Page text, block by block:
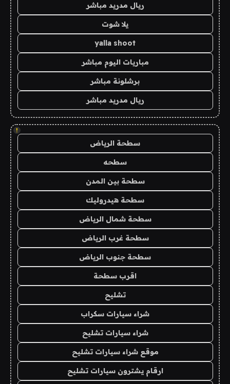
ريال مدريد مباشر
يلا شوت
yalla shoot
مباريات اليوم مباشر
برشلونة مباشر
ريال مدريد مباشر
!
سطحة الرياض
سطحه
سطحة بين المدن
سطحة هيدروليك
سطحة شمال الرياض
سطحة غرب الرياض
سطحة جنوب الرياض
اقرب سطحة
تشليح
شراء سيارات سكراب
شراء سيارات تشليح
موقع شراء سيارات تشليح
ارقام يشترون سيارات تشليح